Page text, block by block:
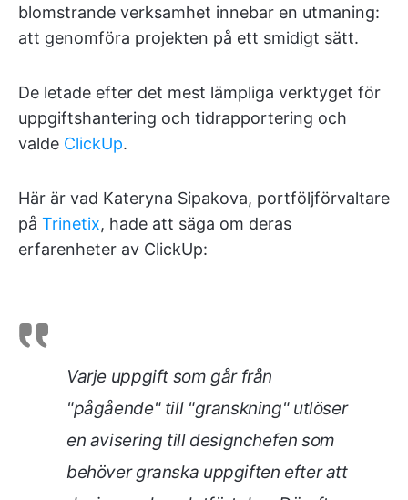
blomstrande verksamhet innebar en utmaning:
att genomföra projekten på ett smidigt sätt.
De letade efter det mest lämpliga verktyget för
uppgiftshantering och tidrapportering och
valde ClickUp.
Här är vad Kateryna Sipakova, portföljförvaltare
på Trinetix, hade att säga om deras
erfarenheter av ClickUp:
Varje uppgift som går från
"pågående" till "granskning" utlöser
en avisering till designchefen som
behöver granska uppgiften efter att